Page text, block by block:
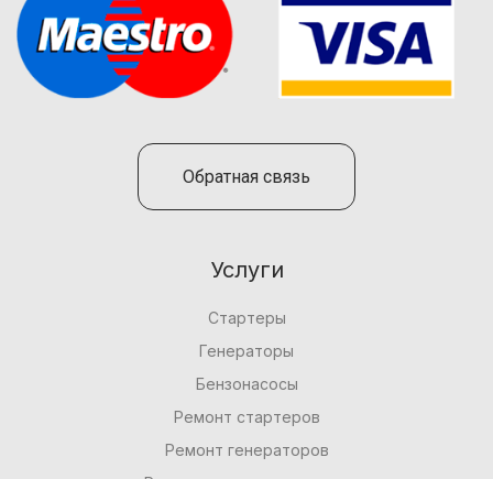
Обратная связь
Услуги
Стартеры
Генераторы
Бензонасосы
Ремонт стартеров
Ремонт генераторов